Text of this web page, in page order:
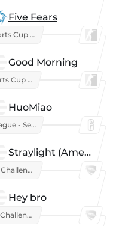
Five Fears
Xin Xin Esports Cup 2025
Good Morning
Xin Xin Esports Cup 2026
HuoMiao
R6 Unite League - Season 1
Straylight (American team)
Bell Esports Challenge 2026
Hey bro
Bell Esports Challenge 2026